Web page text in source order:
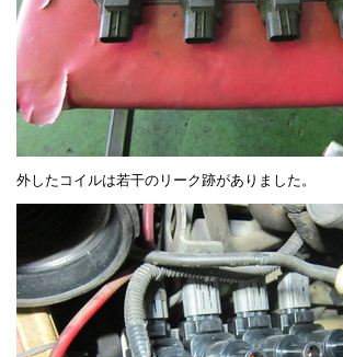
外したコイルは若干のリーク跡がありました。